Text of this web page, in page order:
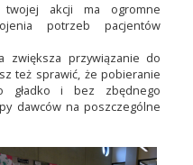
twojej akcji ma ogromne
potrzeb pacjentów
zwiększa przywiązanie do
też sprawić, że pobieranie
gładko i bez zbędnego
dawców na poszczególne